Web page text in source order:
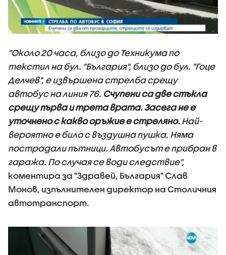
"Около 20 часа, близо до Техникума по
текстил на бул. "България", близо до бул. "Гоце
Делчев", е извършена стрелба срещу
автобус на линия 76. Счупени са две стъкла
срещу първа и трета врата. Засега не е
уточнено с какво оръжие е стреляно. Най-
вероятно е било с въздушна пушка. Няма
пострадали пътници. Автобусът е прибран в
гаража. По случая се води следствие",
коментира за "Здравей, България" Слав
Монов, изпълнителен директор на Столичния
автотранспорт.